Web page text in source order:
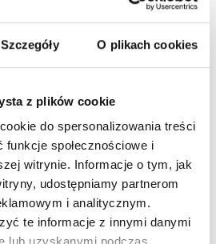
Szczegóły O plikach cookies
z plików cookie
do spersonalizowania treści
funkcje społecznościowe i
witrynie. Informacje o tym, jak
udostępniamy partnerom
i analitycznym.
te informacje z innymi danymi
I Wydział Cywilny , referent SSO
z dnia 27.04.2022 r. (sygn. akt: I C
iż umowa kredytu zawarta z
2007 r. jest nieważna ,zasądził od
powodów kwotę 231361 PLN
Millennium S.A. na rzecz powodów
sprawa przeciwko PKO BP S.A. –
przeciwko Santander Bank Polska
w całościNastępny